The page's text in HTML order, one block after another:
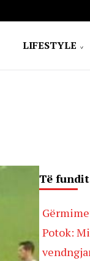
LIFESTYLE
Të fundit
Potok: